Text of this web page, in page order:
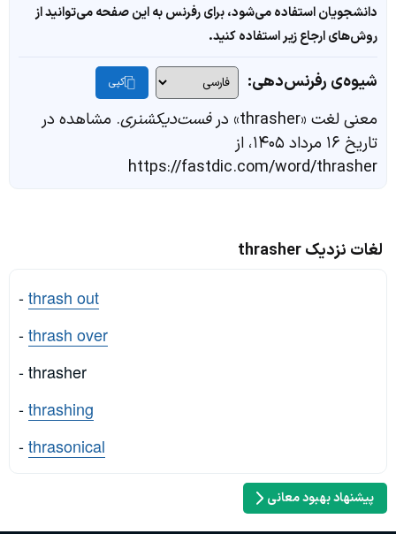
دانشجویان استفاده می‌شود، برای رفرنس به این صفحه می‌توانید از
روش‌های ارجاع زیر استفاده کنید.
شیوه‌ی رفرنس‌دهی: کپی
معنی لغت «thrasher» در فست‌دیکشنری. مشاهده در
تاریخ ۱۶ مرداد ۱۴۰۵، از
https://fastdic.com/word/thrasher
لغات نزدیک thrasher
-thrash out
-thrash over
- thrasher
-thrashing
-thrasonical
پیشنهاد بهبود معانی